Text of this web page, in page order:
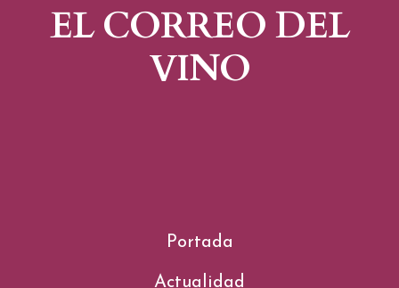
EL CORREO DEL
VINO
Portada
Actualidad